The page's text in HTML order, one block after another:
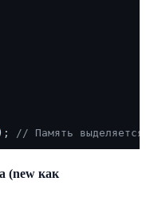
); // Память
(new как